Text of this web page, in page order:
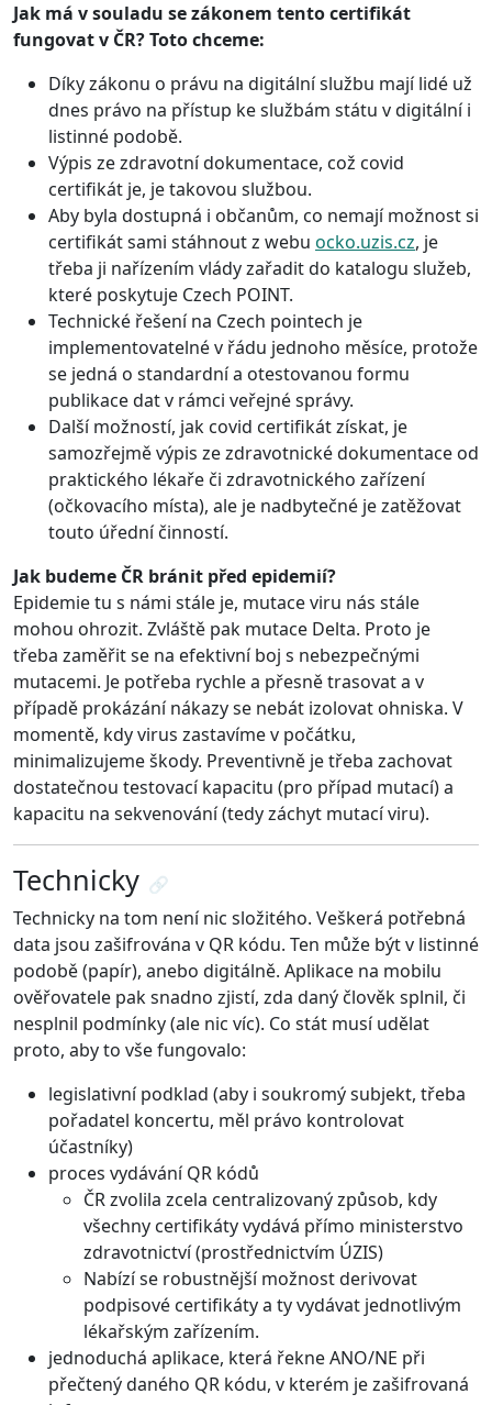
Jak má v souladu se zákonem tento certifikát
fungovat v ČR? Toto chceme:
Díky zákonu o právu na digitální službu mají lidé už
dnes právo na přístup ke službám státu v digitální i
listinné podobě.
Výpis ze zdravotní dokumentace, což covid
certifikát je, je takovou službou.
Aby byla dostupná i občanům, co nemají možnost si
certifikát sami stáhnout z webu ocko.uzis.cz, je
třeba ji nařízením vlády zařadit do katalogu služeb,
které poskytuje Czech POINT.
Technické řešení na Czech pointech je
implementovatelné v řádu jednoho měsíce, protože
se jedná o standardní a otestovanou formu
publikace dat v rámci veřejné správy.
Další možností, jak covid certifikát získat, je
samozřejmě výpis ze zdravotnické dokumentace od
praktického lékaře či zdravotnického zařízení
(očkovacího místa), ale je nadbytečné je zatěžovat
touto úřední činností.
Jak budeme ČR bránit před epidemií?
Epidemie tu s námi stále je, mutace viru nás stále
mohou ohrozit. Zvláště pak mutace Delta. Proto je
třeba zaměřit se na efektivní boj s nebezpečnými
mutacemi. Je potřeba rychle a přesně trasovat a v
případě prokázání nákazy se nebát izolovat ohniska. V
momentě, kdy virus zastavíme v počátku,
minimalizujeme škody. Preventivně je třeba zachovat
dostatečnou testovací kapacitu (pro případ mutací) a
kapacitu na sekvenování (tedy záchyt mutací viru).
Technicky 🔗
Technicky na tom není nic složitého. Veškerá potřebná
data jsou zašifrována v QR kódu. Ten může být v listinné
podobě (papír), anebo digitálně. Aplikace na mobilu
ověřovatele pak snadno zjistí, zda daný člověk splnil, či
nesplnil podmínky (ale nic víc). Co stát musí udělat
proto, aby to vše fungovalo:
legislativní podklad (aby i soukromý subjekt, třeba
pořadatel koncertu, měl právo kontrolovat
účastníky)
proces vydávání QR kódů
ČR zvolila zcela centralizovaný způsob, kdy
všechny certifikáty vydává přímo ministerstvo
zdravotnictví (prostřednictvím ÚZIS)
Nabízí se robustnější možnost derivovat
podpisové certifikáty a ty vydávat jednotlivým
lékařským zařízením.
jednoduchá aplikace, která řekne ANO/NE při
přečtený daného QR kódu, v kterém je zašifrovaná